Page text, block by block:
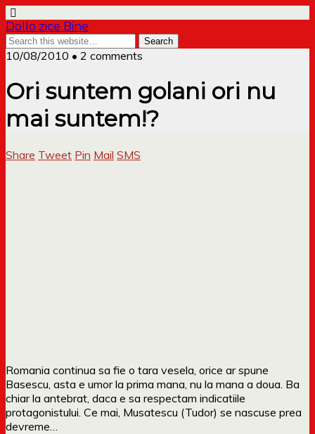
Dollo zice Bine
10/08/2010 • 2 comments
Ori suntem golani ori nu
mai suntem!?
Share Tweet Pin Mail SMS
Romania continua sa fie o tara vesela, orice ar spune
Basescu, asta e umor la prima mana, nu la mana a doua. Ba
chiar la antebrat, daca e sa respectam indicatiile
protagonistului. Ce mai, Musatescu (Tudor) se nascuse prea
devreme…